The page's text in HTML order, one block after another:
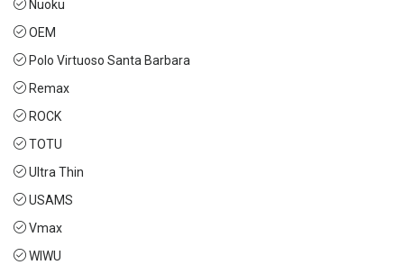
Nuoku
OEM
Polo Virtuoso Santa Barbara
Remax
ROCK
TOTU
Ultra Thin
USAMS
Vmax
WIWU